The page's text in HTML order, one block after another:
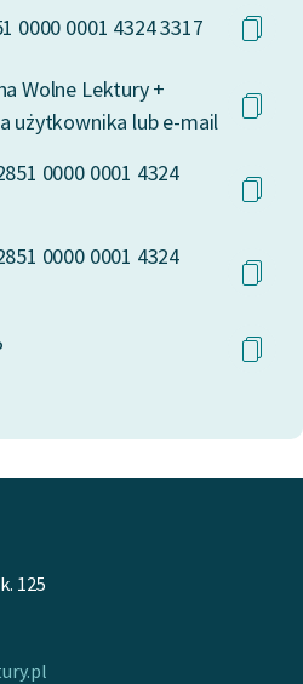
0000 0001 4324 3317
Wolne Lektury +
użytkownika lub e-mail
0000 0001 4324
0000 0001 4324
125